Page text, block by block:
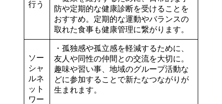
行う
防や定期的な健康診断を受けることを
おすすめ。 定期的な運動やバランスの
取れた食事も健康管理に繋がります。
ソー
シャ
ルネ
ット
ワー
・孤独感や孤立感を軽減するために、
友人や同性の仲間との交流を大切に 。
趣味や習い事、地域のグループ活動な
どに参加することで新たなつながりが
生まれます。